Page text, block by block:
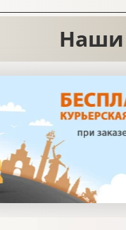
Наши